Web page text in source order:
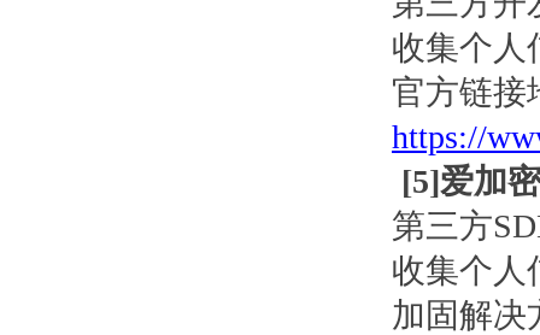
收集个人
官方链接
https://
[5]爱加
第三方
收集个人
加固解决